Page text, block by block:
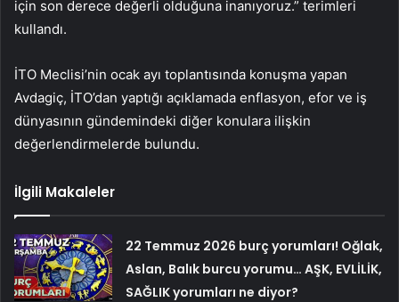
için son derece değerli olduğuna inanıyoruz.” terimleri
kullandı.
İTO Meclisi’nin ocak ayı toplantısında konuşma yapan
Avdagiç, İTO’dan yaptığı açıklamada enflasyon, efor ve iş
dünyasının gündemindeki diğer konulara ilişkin
değerlendirmelerde bulundu.
İlgili Makaleler
22 Temmuz 2026 burç yorumları! Oğlak,
Aslan, Balık burcu yorumu… AŞK, EVLİLİK,
SAĞLIK yorumları ne diyor?